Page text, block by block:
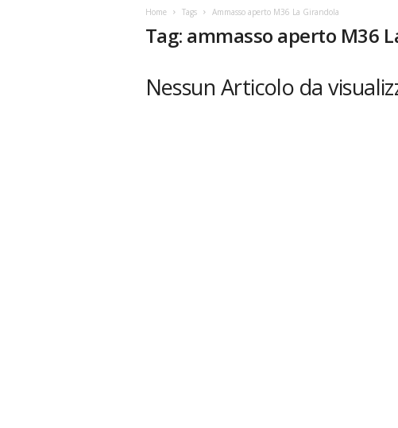
l
m
t
Home Tags Ammasso aperto M36 La Girandola
Tag: ammasso aperto M36
Nessun Articolo da